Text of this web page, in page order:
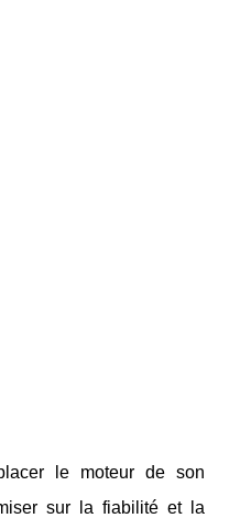
le moteur de son
sur la fiabilité et la